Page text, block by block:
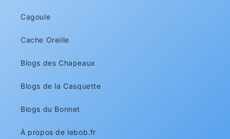
Cagoule
Cache Oreille
Blogs des Chapeaux
Blogs de la Casquette
Blogs du Bonnet
À propos de lebob.fr